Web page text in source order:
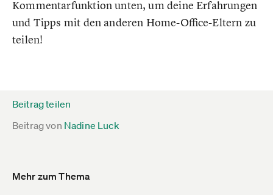
Kommentarfunktion unten, um deine Erfahrungen
und Tipps mit den anderen Home-Office-Eltern zu
teilen!
Beitrag teilen
Beitrag von Nadine Luck
Mehr zum Thema